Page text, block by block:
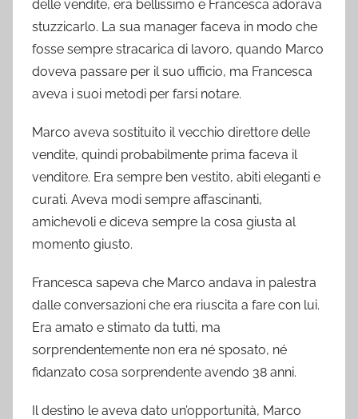
delle vendite, era bellissimo e Francesca adorava
stuzzicarlo. La sua manager faceva in modo che
fosse sempre stracarica di lavoro, quando Marco
doveva passare per il suo ufficio, ma Francesca
aveva i suoi metodi per farsi notare.
Marco aveva sostituito il vecchio direttore delle
vendite, quindi probabilmente prima faceva il
venditore. Era sempre ben vestito, abiti eleganti e
curati. Aveva modi sempre affascinanti,
amichevoli e diceva sempre la cosa giusta al
momento giusto.
Francesca sapeva che Marco andava in palestra
dalle conversazioni che era riuscita a fare con lui.
Era amato e stimato da tutti, ma
sorprendentemente non era né sposato, né
fidanzato cosa sorprendente avendo 38 anni.
Il destino le aveva dato un’opportunità, Marco